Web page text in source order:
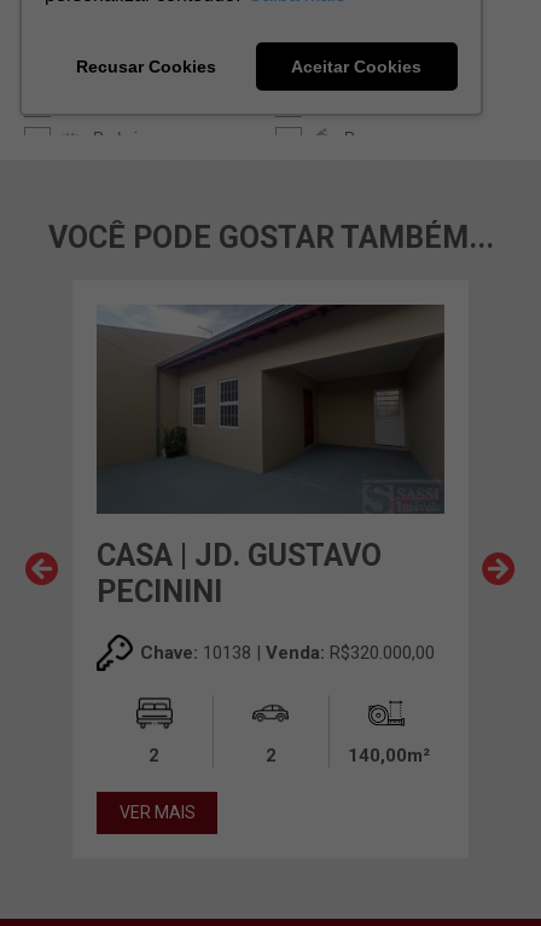
VOCÊ PODE GOSTAR TAMBÉM...
CASA | JD. GUSTAVO
PECININI
Chave: 10138 | Venda: R$320.000,00
2 2 140,00m²
VER MAIS